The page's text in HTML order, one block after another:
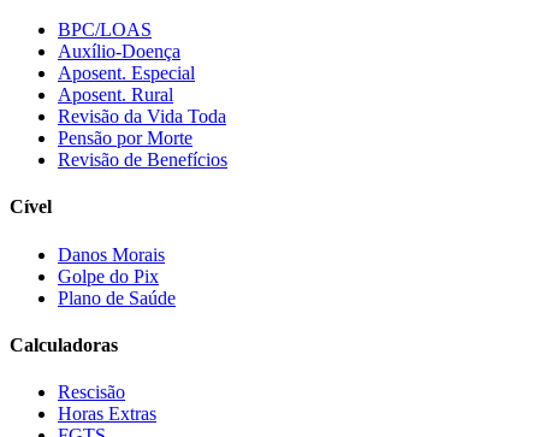
BPC/LOAS
Auxílio-Doença
Aposent. Especial
Aposent. Rural
Revisão da Vida Toda
Pensão por Morte
Revisão de Benefícios
Cível
Danos Morais
Golpe do Pix
Plano de Saúde
Calculadoras
Rescisão
Horas Extras